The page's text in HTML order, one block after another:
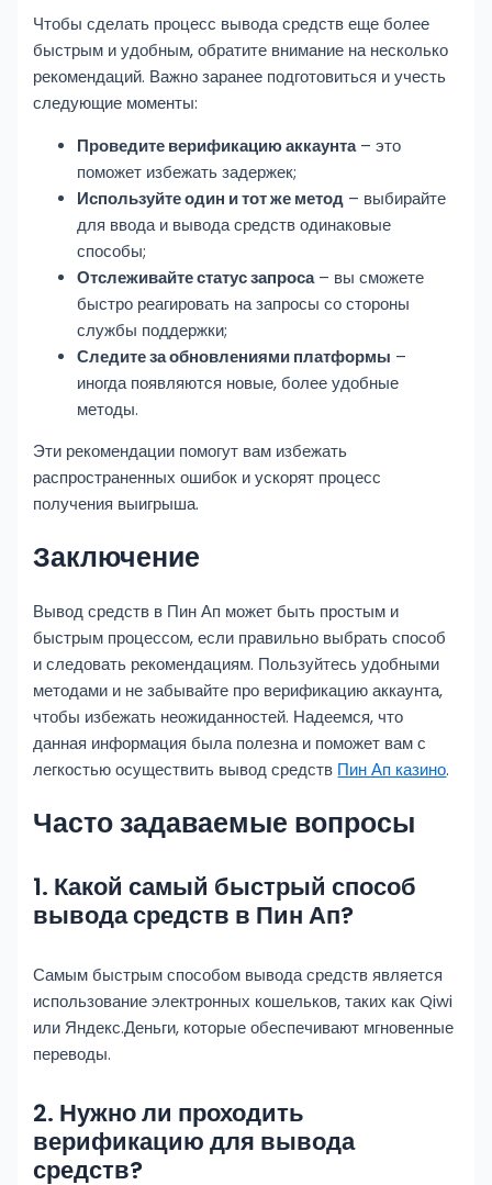
Чтобы сделать процесс вывода средств еще более
быстрым и удобным, обратите внимание на несколько
рекомендаций. Важно заранее подготовиться и учесть
следующие моменты:
Проведите верификацию аккаунта– это
поможет избежать задержек;
Используйте один и тот же метод – выбирайте
для ввода и вывода средств одинаковые
способы;
Отслеживайте статус запроса– вы сможете
быстро реагировать на запросы со стороны
службы поддержки;
Следите за обновлениями платформы –
иногда появляются новые, более удобные
методы.
Эти рекомендации помогут вам избежать
распространенных ошибок и ускорят процесс
получения выигрыша.
Заключение
Вывод средств в Пин Ап может быть простым и
быстрым процессом, если правильно выбрать способ
и следовать рекомендациям. Пользуйтесь удобными
методами и не забывайте про верификацию аккаунта,
чтобы избежать неожиданностей. Надеемся, что
данная информация была полезна и поможет вам с
легкостью осуществить вывод средств Пин Ап казино.
Часто задаваемые вопросы
1. Какой самый быстрый способ
вывода средств в Пин Ап?
Самым быстрым способом вывода средств является
использование электронных кошельков, таких как Qiwi
или Яндекс.Деньги, которые обеспечивают мгновенные
переводы.
2. Нужно ли проходить
верификацию для вывода
средств?